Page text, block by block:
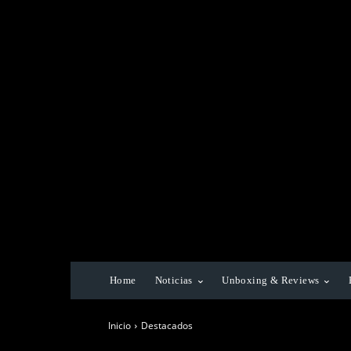
Home Noticias Unboxing & Reviews
Inicio Destacados